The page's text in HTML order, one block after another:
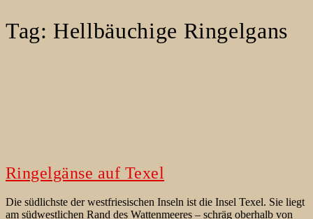
Tag: Hellbäuchige Ringelgans
Ringelgänse auf Texel
Die südlichste der westfriesischen Inseln ist die Insel Texel. Sie liegt
am südwestlichen Rand des Wattenmeeres – schräg oberhalb von